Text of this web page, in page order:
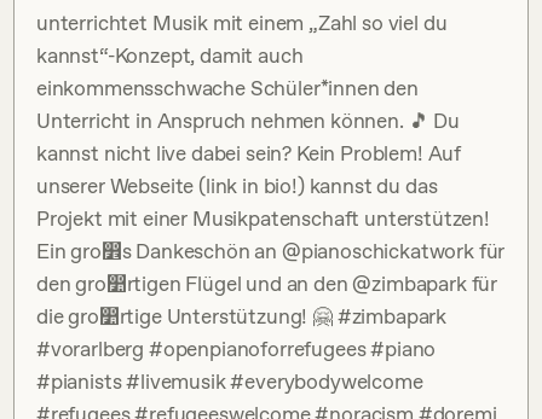
unterrichtet Musik mit einem „Zahl so viel du
kannst“-Konzept, damit auch
einkommensschwache Schüler*innen den
Unterricht in Anspruch nehmen können. 🎵 Du
kannst nicht live dabei sein? Kein Problem! Auf
unserer Webseite (link in bio!) kannst du das
Projekt mit einer Musikpatenschaft unterstützen!
Ein gro෾s Dankeschön an @pianoschickatwork für
den gro෺rtigen Flügel und an den @zimbapark für
die gro෺rtige Unterstützung! 🤗 #zimbapark
#vorarlberg #openpianoforrefugees #piano
#pianists #livemusik #everybodywelcome
#refugees #refugeeswelcome #noracism #doremi